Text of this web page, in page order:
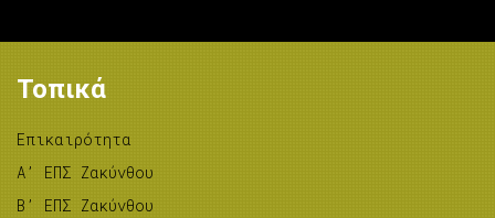
Τοπικά
Επικαιρότητα
A’ ΕΠΣ Ζακύνθου
B’ ΕΠΣ Ζακύνθου